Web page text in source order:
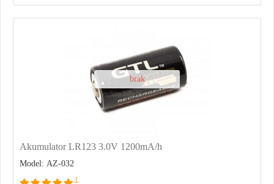
brak
Akumulator LR123 3.0V 1200mA/h
Model: AZ-032
1